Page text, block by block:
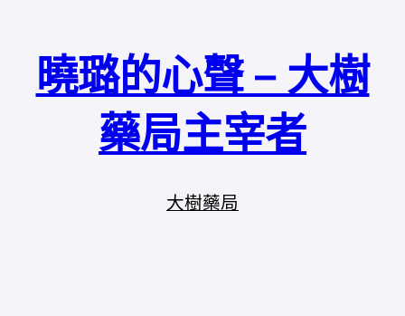
曉璐的心聲 – 大樹
藥局主宰者
大樹藥局